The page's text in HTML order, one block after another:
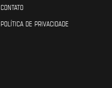
CONTATO
POLÍTICA DE PRIVACIDADE